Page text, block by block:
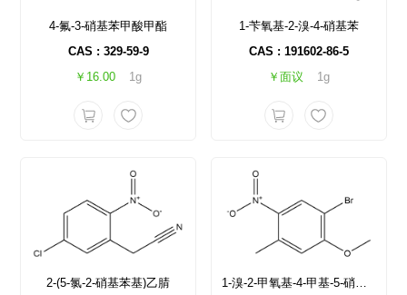
4-氟-3-硝基苯甲酸甲酯
CAS : 329-59-9
￥16.00
1g
1-苄氧基-2-溴-4-硝基苯
CAS : 191602-86-5
￥面议
1g
2-(5-氯-2-硝基苯基)乙腈
1-溴-2-甲氧基-4-甲基-5-硝基苯